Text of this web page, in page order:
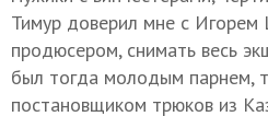
Тимур доверил мне с
продюсером, снимать весь
был тогда молодым парнем,
постановщиком трюков из